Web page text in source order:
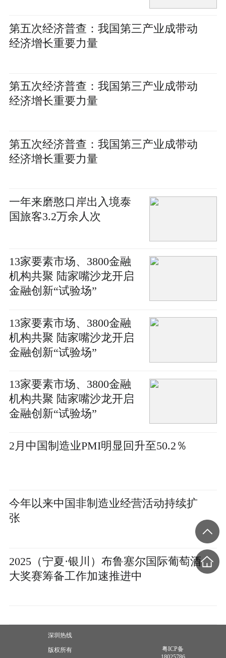
第五次经济普查：我国第三产业成带动
经济增长重要力量
第五次经济普查：我国第三产业成带动
经济增长重要力量
第五次经济普查：我国第三产业成带动
经济增长重要力量
一年来磨憨口岸出入境泰
国旅客3.2万余人次
13家要素市场、3800金融
机构共聚 陆家嘴沙龙开启
金融创新“试验场”
13家要素市场、3800金融
机构共聚 陆家嘴沙龙开启
金融创新“试验场”
13家要素市场、3800金融
机构共聚 陆家嘴沙龙开启
金融创新“试验场”
2月中国制造业PMI明显回升至50.2％
今年以来中国非制造业经营活动持续扩
张
2025（宁夏·银川）布鲁塞尔国际葡萄酒
大奖赛筹备工作加速推进中
深圳热线
版权所有
粤ICP备